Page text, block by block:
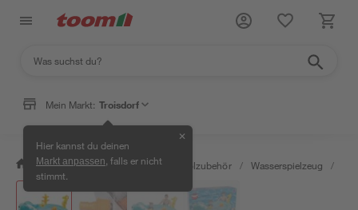
Mein Markt: Troisdorf
Hier kannst du deinen
Markt anpassen , falls er nicht
stimmt.
✕
/ Garten & Freizeit / Pools & Poolzubehör / Wasserspielzeug /